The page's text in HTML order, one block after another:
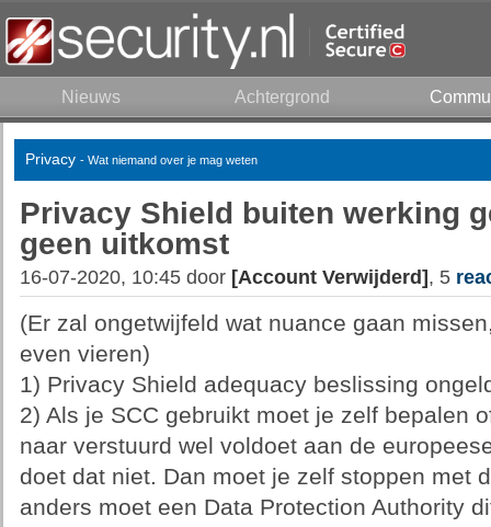
Nieuws Achtergrond
Privacy - Wat niemand over je mag weten
Privacy Shield buiten werking
geen uitkomst
16-07-2020, 10:45 door [Account Verwijderd] , 5
(Er zal ongetwijfeld wat nuance gaan
even vieren)
1) Privacy Shield adequacy beslissing
2) Als je SCC gebruikt moet je zelf bepalen
naar verstuurd wel voldoet aan de
doet dat niet. Dan moet je zelf stoppen met
anders moet een Data Protection Authority